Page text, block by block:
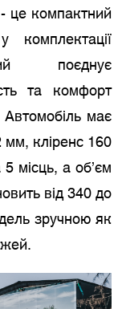
це компактний
поєднує
та комфорт
має
кліренс 160
місць, а об’єм
від 340 до
зручною як